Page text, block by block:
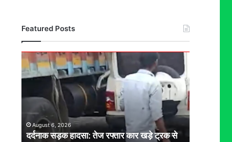
Featured Posts
दर्दनाक
सड़क
हादसा:
रफ्तार
ट्रकAugust 6, 2026
दर्दनाक सड़क हादसा: तेज रफ्तार कार खड़े ट्रक से